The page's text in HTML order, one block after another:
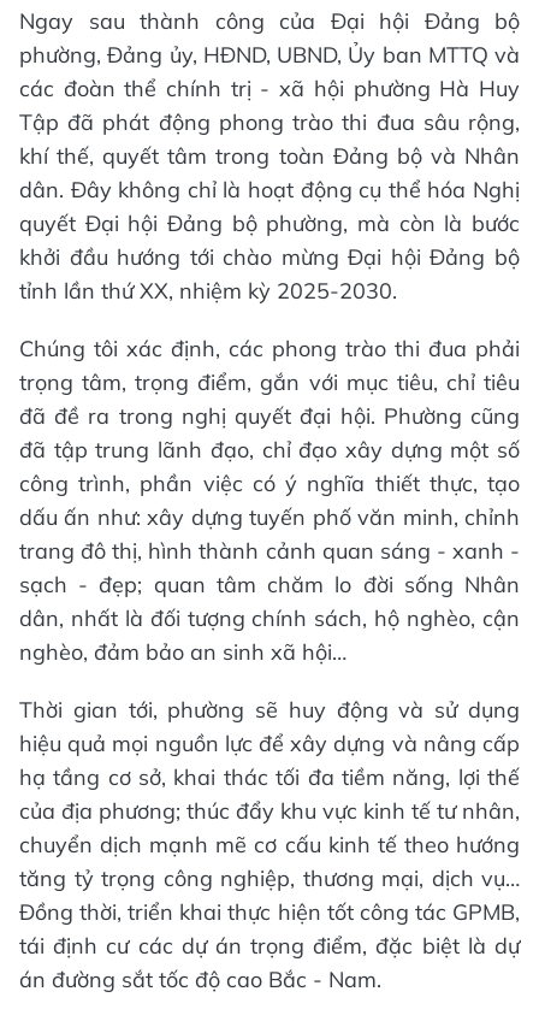
Ngay sau thành công của Đại hội Đảng bộ
phường, Đảng ủy, HĐND, UBND, Ủy ban MTTQ và
các đoàn thể chính trị - xã hội phường Hà Huy
Tập đã phát động phong trào thi đua sâu rộng,
khí thế, quyết tâm trong toàn Đảng bộ và Nhân
dân. Đây không chỉ là hoạt động cụ thể hóa Nghị
quyết Đại hội Đảng bộ phường, mà còn là bước
khởi đầu hướng tới chào mừng Đại hội Đảng bộ
tỉnh lần thứ XX, nhiệm kỳ 2025-2030.
Chúng tôi xác định, các phong trào thi đua phải
trọng tâm, trọng điểm, gắn với mục tiêu, chỉ tiêu
đã đề ra trong nghị quyết đại hội. Phường cũng
đã tập trung lãnh đạo, chỉ đạo xây dựng một số
công trình, phần việc có ý nghĩa thiết thực, tạo
dấu ấn như: xây dựng tuyến phố văn minh, chỉnh
trang đô thị, hình thành cảnh quan sáng - xanh -
sạch - đẹp; quan tâm chăm lo đời sống Nhân
dân, nhất là đối tượng chính sách, hộ nghèo, cận
nghèo, đảm bảo an sinh xã hội…
Thời gian tới, phường sẽ huy động và sử dụng
hiệu quả mọi nguồn lực để xây dựng và nâng cấp
hạ tầng cơ sở, khai thác tối đa tiềm năng, lợi thế
của địa phương; thúc đẩy khu vực kinh tế tư nhân,
chuyển dịch mạnh mẽ cơ cấu kinh tế theo hướng
tăng tỷ trọng công nghiệp, thương mại, dịch vụ…
Đồng thời, triển khai thực hiện tốt công tác GPMB,
tái định cư các dự án trọng điểm, đặc biệt là dự
án đường sắt tốc độ cao Bắc - Nam.